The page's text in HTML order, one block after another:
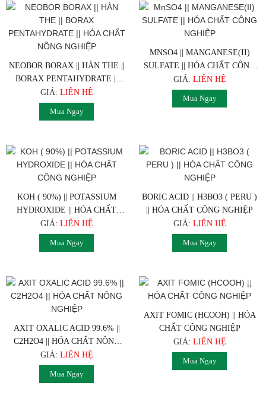
NEOBOR BORAX || HÀN THE ||
BORAX PENTAHYDRATE ||
HÓA CHẤT NÔNG NGHIỆP
GIÁ: LIÊN HỆ
Mua Ngay
MNSO4 || MANGANESE(II)
SULFATE || HÓA CHẤT CÔNG
NGHIỆP
GIÁ: LIÊN HỆ
Mua Ngay
KOH ( 90%) || POTASSIUM
HYDROXIDE || HÓA CHẤT
CÔNG NGHIỆP
GIÁ: LIÊN HỆ
Mua Ngay
BORIC ACID || H3BO3 ( PERU )
|| HÓA CHẤT CÔNG NGHIỆP
GIÁ: LIÊN HỆ
Mua Ngay
AXIT OXALIC ACID 99.6% ||
C2H2O4 || HÓA CHẤT NÔNG
NGHIỆP
GIÁ: LIÊN HỆ
Mua Ngay
AXIT FOMIC (HCOOH) || HÓA
CHẤT CÔNG NGHIỆP
GIÁ: LIÊN HỆ
Mua Ngay